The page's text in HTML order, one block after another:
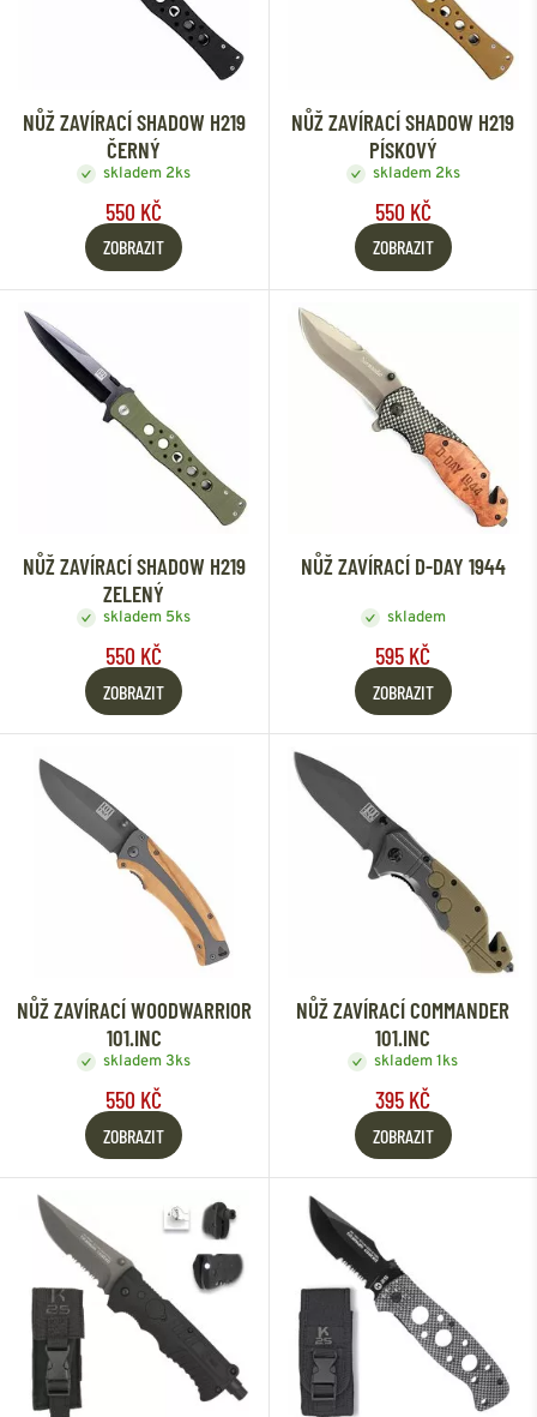
NŮŽ ZAVÍRACÍ SHADOW H219
ČERNÝ
skladem 2ks
550 KČ
ZOBRAZIT
NŮŽ ZAVÍRACÍ SHADOW H219
PÍSKOVÝ
skladem 2ks
550 KČ
ZOBRAZIT
NŮŽ ZAVÍRACÍ SHADOW H219
ZELENÝ
skladem 5ks
550 KČ
ZOBRAZIT
NŮŽ ZAVÍRACÍ D-DAY 1944
skladem
595 KČ
ZOBRAZIT
NŮŽ ZAVÍRACÍ WOODWARRIOR
101.INC
skladem 3ks
550 KČ
ZOBRAZIT
NŮŽ ZAVÍRACÍ COMMANDER
101.INC
skladem 1ks
395 KČ
ZOBRAZIT